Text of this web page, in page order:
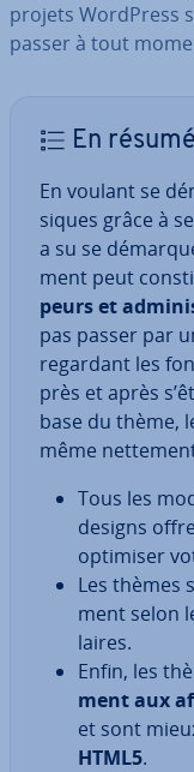
projets WordPress
passer à tout
En résumé
En voulant se
siques grâce à
a su se
ment peut
peurs et
pas passer par
regardant les
près et après
base du thème,
même
Tous les
designs
optimiser
Les thèmes
ment selon
laires.
Enfin, les
ment aux
et sont
HTML5.